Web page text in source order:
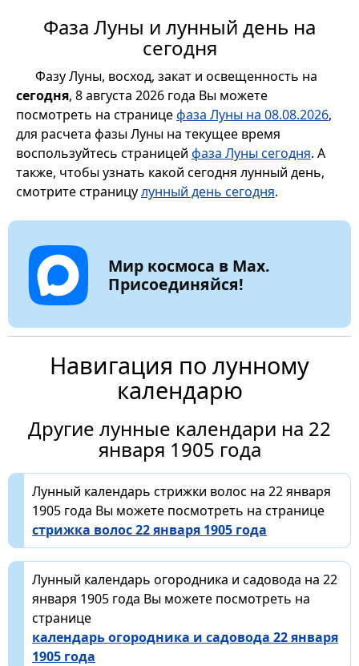
Фаза Луны и лунный день на
сегодня
Фазу Луны, восход, закат и освещенность на
сегодня, 8 августа 2026 года Вы можете
посмотреть на страницефаза Луны на 08.08.2026,
для расчета фазы Луны на текущее время
воспользуйтесь страницей фаза Луны сегодня. А
также, чтобы узнать какой сегодня лунный день,
смотрите страницулунный день сегодня.
Мир космоса в Max.
Присоединяйся!
Навигация по лунному
календарю
Другие лунные календари на 22
января 1905 года
Лунный календарь стрижки волос на 22 января
1905 года Вы можете посмотреть на странице
стрижка волос 22 января 1905 года
Лунный календарь огородника и садовода на 22
января 1905 года Вы можете посмотреть на
странице
календарь огородника и садовода 22 января
1905 года